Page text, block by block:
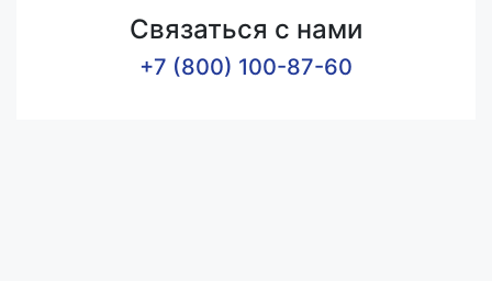
Связаться с нами
+7 (800) 100-87-60